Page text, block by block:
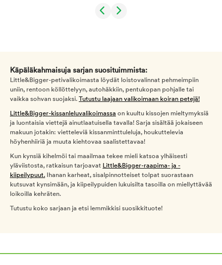
Käpäläkahmaisuja sarjan suosituimmista:
Little&Bigger-petivalikoimasta löydät loistovalinnat pehmeimpiin
uniin, rentoon köllöttelyyn, autohäkkiin, pentukopan pohjalle tai
vaikka sohvan suojaksi. Tutustu laajaan valikoimaan koiran petejä!
Little&Bigger-kissanleluvalikoimassa on kuultu kissojen mieltymyksiä
ja luontaisia viettejä ainutlaatuisella tavalla! Sarja sisältää jokaiseen
makuun jotakin: vietteleviä kissanminttuleluja, houkuttelevia
höyhenhiiriä ja muuta kiehtovaa saalistettavaa!
Kun kynsiä kihelmöi tai maailmaa tekee mieli katsoa ylhäisesti
yläviistosta, ratkaisun tarjoavat Little&Bigger-raapima- ja -
kiipeilypuut. Ihanan karheat, sisalpinnotteiset tolpat suorastaan
kutsuvat kynsimään, ja kiipeilypuiden lukuisilta tasoilla on miellyttävää
loikoilla kehräten.
Tutustu koko sarjaan ja etsi lemmikkisi suosikkituote!